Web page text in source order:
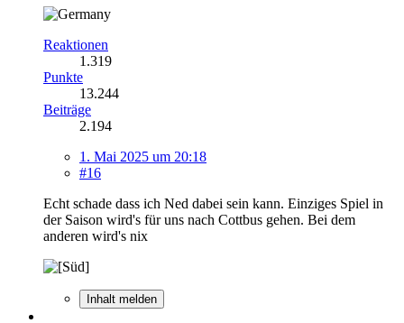
Reaktionen
1.319
Punkte
13.244
Beiträge
2.194
1. Mai 2025 um 20:18
#16
Echt schade dass ich Ned dabei sein kann. Einziges Spiel in
der Saison wird's für uns nach Cottbus gehen. Bei dem
anderen wird's nix
Inhalt melden